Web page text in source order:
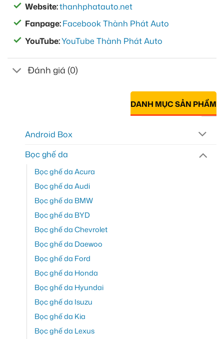
Website:thanhphatauto.net
Fanpage:Facebook Thành Phát Auto
YouTube:YouTube Thành Phát Auto
Đánh giá (0)
DANH MỤC SẢN PHẨM
Android Box
Bọc ghế da
Bọc ghế da Acura
Bọc ghế da Audi
Bọc ghế da BMW
Bọc ghế da BYD
Bọc ghế da Chevrolet
Bọc ghế da Daewoo
Bọc ghế da Ford
Bọc ghế da Honda
Bọc ghế da Hyundai
Bọc ghế da Isuzu
Bọc ghế da Kia
Bọc ghế da Lexus